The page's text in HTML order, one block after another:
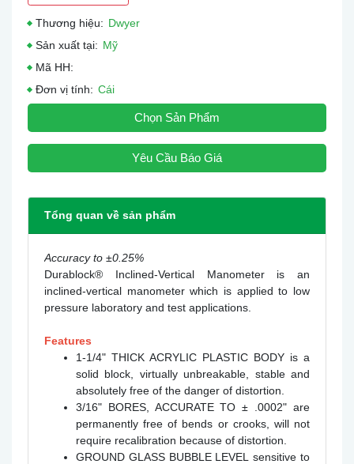
Thương hiệu: Dwyer
Sản xuất tại: Mỹ
Mã HH:
Đơn vị tính: Cái
Chọn Sản Phẩm
Yêu Cầu Báo Giá
Tổng quan về sản phẩm
Accuracy to ±0.25%
Durablock® Inclined-Vertical Manometer is an
inclined-vertical manometer which is applied to low
pressure laboratory and test applications.
Features
1-1/4" THICK ACRYLIC PLASTIC BODY is a
solid block, virtually unbreakable, stable and
absolutely free of the danger of distortion.
3/16" BORES, ACCURATE TO ± .0002" are
permanently free of bends or crooks, will not
require recalibration because of distortion.
GROUND GLASS BUBBLE LEVEL sensitive to